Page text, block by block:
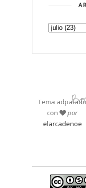
Tema adpatado
con
por
elarcadenoe